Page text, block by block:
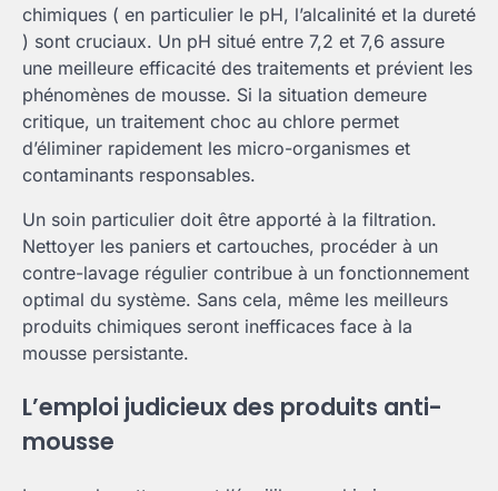
chimiques ( en particulier le pH, l’alcalinité et la dureté
) sont cruciaux. Un pH situé entre 7,2 et 7,6 assure
une meilleure efficacité des traitements et prévient les
phénomènes de mousse. Si la situation demeure
critique, un traitement choc au chlore permet
d’éliminer rapidement les micro-organismes et
contaminants responsables.
Un soin particulier doit être apporté à la filtration.
Nettoyer les paniers et cartouches, procéder à un
contre-lavage régulier contribue à un fonctionnement
optimal du système. Sans cela, même les meilleurs
produits chimiques seront inefficaces face à la
mousse persistante.
L’emploi judicieux des produits anti-
mousse